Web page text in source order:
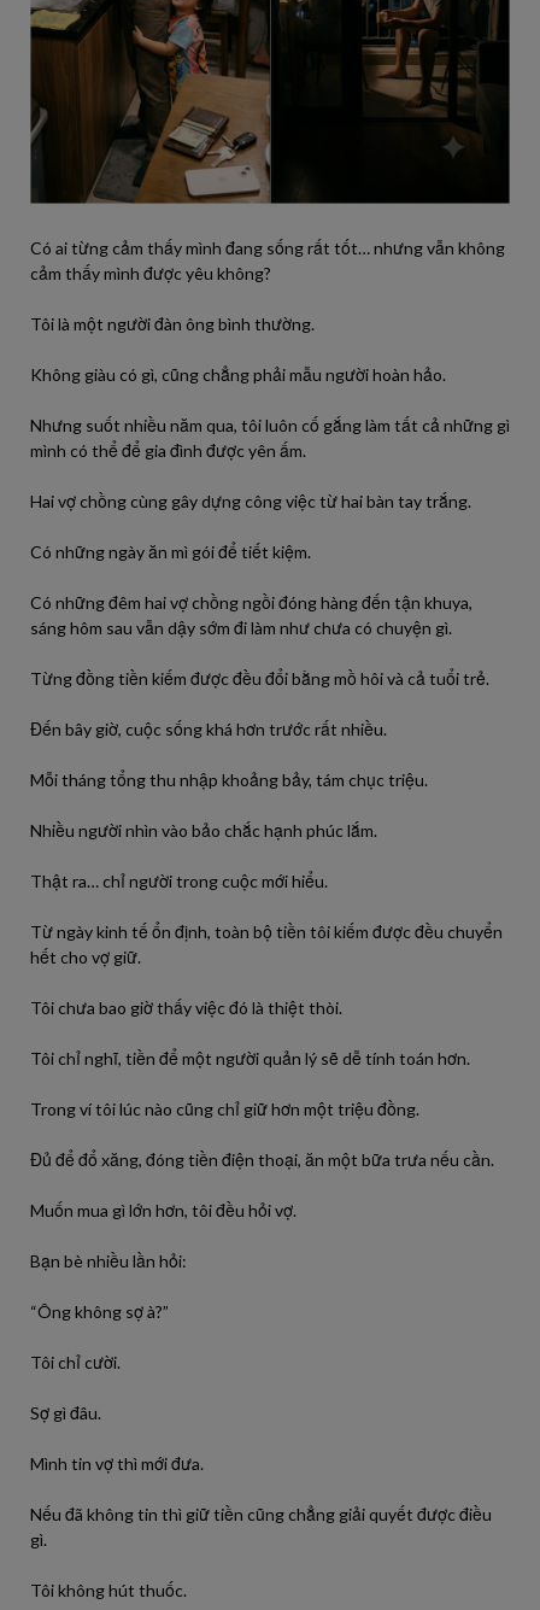
Có ai từng cảm thấy mình đang sống rất tốt… nhưng vẫn không
cảm thấy mình được yêu không?
Tôi là một người đàn ông bình thường.
Không giàu có gì, cũng chẳng phải mẫu người hoàn hảo.
Nhưng suốt nhiều năm qua, tôi luôn cố gắng làm tất cả những gì
mình có thể để gia đình được yên ấm.
Hai vợ chồng cùng gây dựng công việc từ hai bàn tay trắng.
Có những ngày ăn mì gói để tiết kiệm.
Có những đêm hai vợ chồng ngồi đóng hàng đến tận khuya,
sáng hôm sau vẫn dậy sớm đi làm như chưa có chuyện gì.
Từng đồng tiền kiếm được đều đổi bằng mồ hôi và cả tuổi trẻ.
Đến bây giờ, cuộc sống khá hơn trước rất nhiều.
Mỗi tháng tổng thu nhập khoảng bảy, tám chục triệu.
Nhiều người nhìn vào bảo chắc hạnh phúc lắm.
Thật ra… chỉ người trong cuộc mới hiểu.
Từ ngày kinh tế ổn định, toàn bộ tiền tôi kiếm được đều chuyển
hết cho vợ giữ.
Tôi chưa bao giờ thấy việc đó là thiệt thòi.
Tôi chỉ nghĩ, tiền để một người quản lý sẽ dễ tính toán hơn.
Trong ví tôi lúc nào cũng chỉ giữ hơn một triệu đồng.
Đủ để đổ xăng, đóng tiền điện thoại, ăn một bữa trưa nếu cần.
Muốn mua gì lớn hơn, tôi đều hỏi vợ.
Bạn bè nhiều lần hỏi:
“Ông không sợ à?”
Tôi chỉ cười.
Sợ gì đâu.
Mình tin vợ thì mới đưa.
Nếu đã không tin thì giữ tiền cũng chẳng giải quyết được điều
gì.
Tôi không hút thuốc.